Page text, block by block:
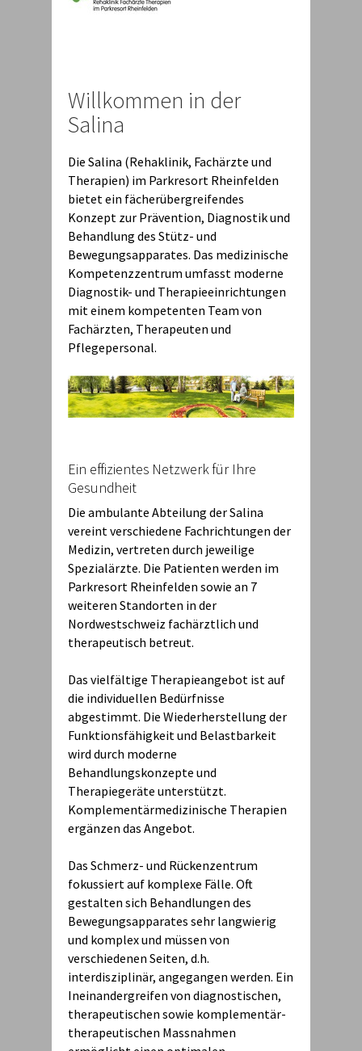
Willkommen in der
Salina
Die Salina (Rehaklinik, Fachärzte und
Therapien) im Parkresort Rheinfelden
bietet ein fächerübergreifendes
Konzept zur Prävention, Diagnostik und
Behandlung des Stütz- und
Bewegungsapparates. Das medizinische
Kompetenzzentrum umfasst moderne
Diagnostik- und Therapieeinrichtungen
mit einem kompetenten Team von
Fachärzten, Therapeuten und
Pflegepersonal.
Ein effizientes Netzwerk für Ihre
Gesundheit
Die ambulante Abteilung der Salina
vereint verschiedene Fachrichtungen der
Medizin, vertreten durch jeweilige
Spezialärzte. Die Patienten werden im
Parkresort Rheinfelden sowie an 7
weiteren Standorten in der
Nordwestschweiz fachärztlich und
therapeutisch betreut.
Das vielfältige Therapieangebot ist auf
die individuellen Bedürfnisse
abgestimmt. Die Wiederherstellung der
Funktionsfähigkeit und Belastbarkeit
wird durch moderne
Behandlungskonzepte und
Therapiegeräte unterstützt.
Komplementärmedizinische Therapien
ergänzen das Angebot.
Das Schmerz- und Rückenzentrum
fokussiert auf komplexe Fälle. Oft
gestalten sich Behandlungen des
Bewegungsapparates sehr langwierig
und komplex und müssen von
verschiedenen Seiten, d.h.
interdisziplinär, angegangen werden. Ein
Ineinandergreifen von diagnostischen,
therapeutischen sowie komplementär-
therapeutischen Massnahmen